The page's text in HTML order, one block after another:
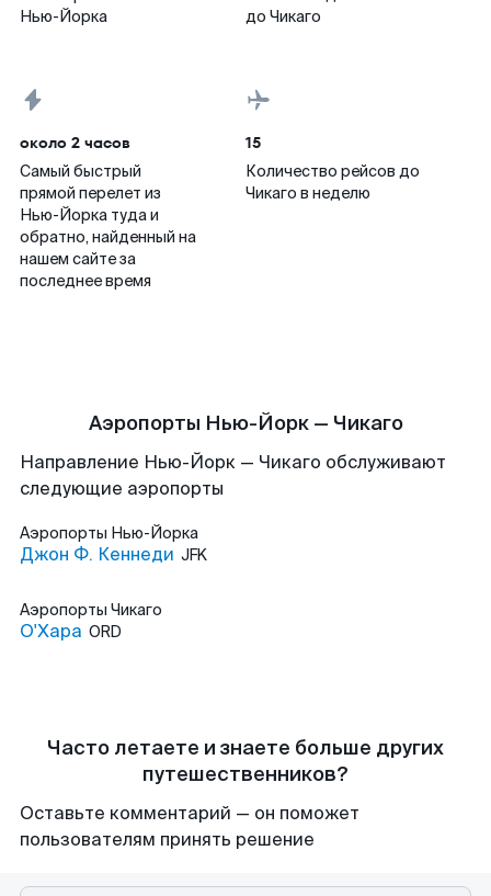
Нью-Йорка
до Чикаго
около 2 часов
Самый быстрый
прямой перелет из
Нью-Йорка туда и
обратно, найденный на
нашем сайте за
последнее время
15
Количество рейсов до
Чикаго в неделю
Аэропорты Нью-Йорк — Чикаго
Направление Нью-Йорк — Чикаго обслуживают
следующие аэропорты
Аэропорты Нью-Йорка
Джон Ф. Кеннеди JFK
Аэропорты Чикаго
О'Хара ORD
Часто летаете и знаете больше других
путешественников?
Оставьте комментарий — он поможет
пользователям принять решение